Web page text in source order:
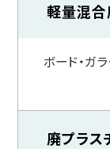
軽量混
ボード・ガ
廃プラス